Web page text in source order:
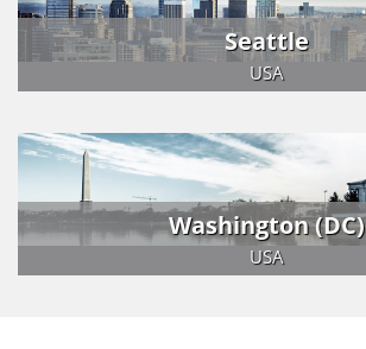
Seattle
USA
Washington (DC)
USA